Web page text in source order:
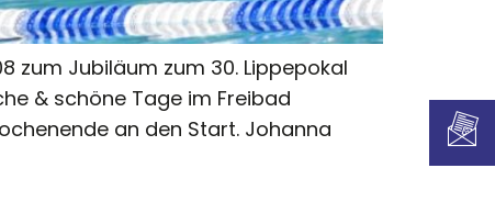
zum Jubiläum zum 30. Lippepokal
& schöne Tage im Freibad
an den Start. Johanna